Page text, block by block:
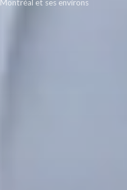
Montréal et ses environs